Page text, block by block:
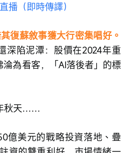
播（即時傳譯）
復蘇敘事獲大行密集唱好。
深陷泥潭：股價在2024年重
為看客，「AI落後者」的標
秋天……
億美元的戰略投資落地、疊